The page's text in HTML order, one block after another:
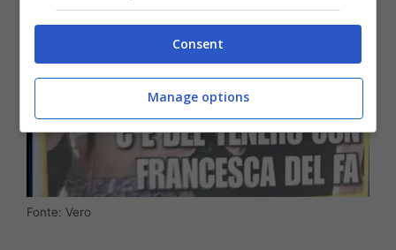
Fonte: Vero
Consent
Manage options